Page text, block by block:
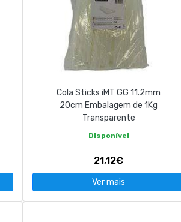
Cola Sticks iMT GG 11.2mm
20cm Embalagem de 1Kg
Transparente
Disponível
21,12€
Ver mais